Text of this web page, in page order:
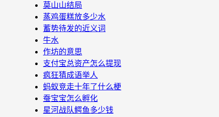
莫山山结局
蒸鸡蛋糕放多少水
蓄势待发的近义词
牛水
作坊的意思
支付宝总资产怎么提现
疯狂猜成语举人
蚂蚁竞走十年了什么梗
蚕宝宝怎么孵化
星河战队鳄鱼多少钱